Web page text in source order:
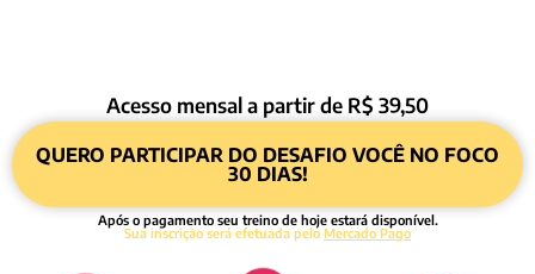
Acesso mensal a partir de R$ 39,50
QUERO PARTICIPAR DO DESAFIO VOCÊ NO FOCO
30 DIAS!
Após o pagamento seu treino de hoje estará disponível.
Sua inscrição será efetuada pelo Mercado Pago